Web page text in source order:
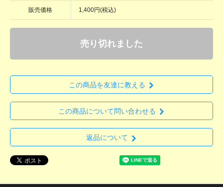
販売価格 1,400円(税込)
売り切れました
この商品を友達に教える
この商品について問い合わせる
返品について